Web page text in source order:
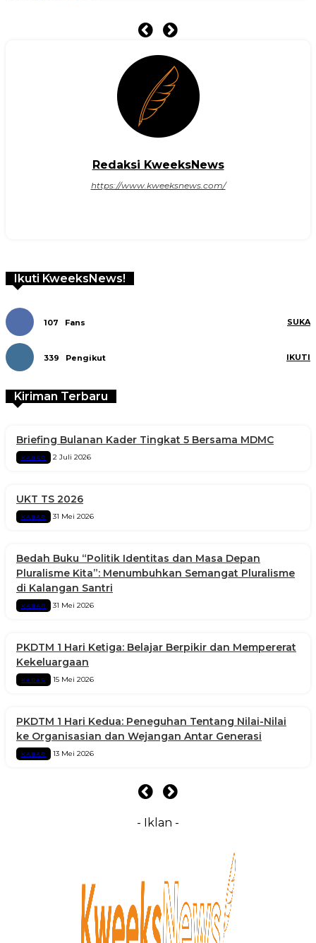
Redaksi KweeksNews
https://www.kweeksnews.com/
Ikuti KweeksNews!
107 Fans SUKA
339 Pengikut IKUTI
Kiriman Terbaru
Briefing Bulanan Kader Tingkat 5 Bersama MDMC
KABAR 2 Juli 2026
UKT TS 2026
KABAR 31 Mei 2026
Bedah Buku “Politik Identitas dan Masa Depan
Pluralisme Kita”: Menumbuhkan Semangat Pluralisme
di Kalangan Santri
KABAR 31 Mei 2026
PKDTM 1 Hari Ketiga: Belajar Berpikir dan Mempererat
Kekeluargaan
KABAR 15 Mei 2026
PKDTM 1 Hari Kedua: Peneguhan Tentang Nilai-Nilai
ke Organisasian dan Wejangan Antar Generasi
KABAR 13 Mei 2026
- Iklan -